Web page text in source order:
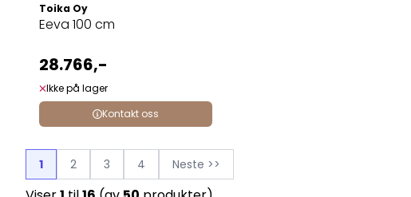
Toika Oy
Eeva 100 cm
28.766,-
Ikke på lager
Kontakt oss
1 2 3 4 Neste >>